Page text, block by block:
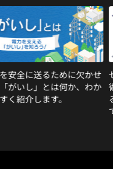
欠かせ
、わか
セラミックスを
術や製造工程に
る、セラミック